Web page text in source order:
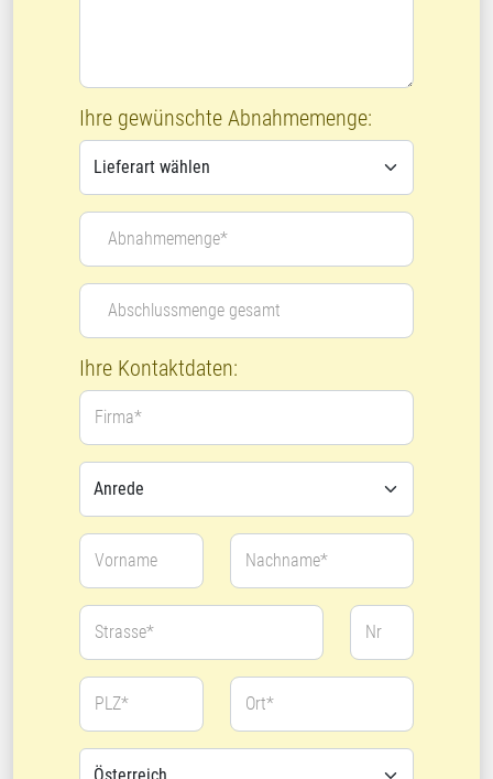
Ihre gewünschte Abnahmemenge:
Abnahmemenge*
Abschlussmenge gesamt
Ihre Kontaktdaten:
Firma*
Vorname Nachname*
Strasse* Nr
PLZ* Ort*